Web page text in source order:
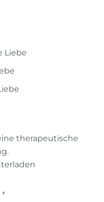
Liebe
therapeutische